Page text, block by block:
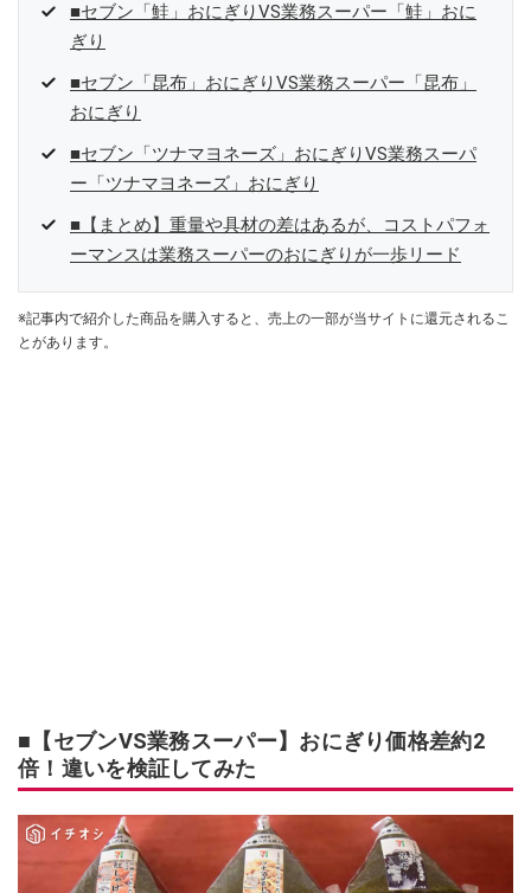
■セブン「鮭」おにぎりVS業務スーパー「鮭」おに
ぎり
■セブン「昆布」おにぎりVS業務スーパー「昆布」
おにぎり
■セブン「ツナマヨネーズ」おにぎりVS業務スーパ
ー「ツナマヨネーズ」おにぎり
■【まとめ】重量や具材の差はあるが、コストパフォ
ーマンスは業務スーパーのおにぎりが一歩リード
※記事内で紹介した商品を購入すると、売上の一部が当サイトに還元されるこ
とがあります。
■【セブンVS業務スーパー】おにぎり価格差約2
倍！違いを検証してみた